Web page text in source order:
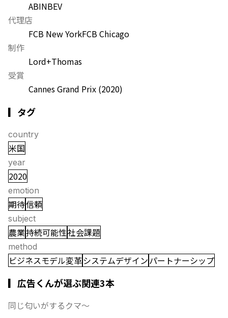
ABINBEV
代理店
FCB New YorkFCB Chicago
制作
Lord+Thomas
受賞
Cannes Grand Prix (2020)
▎タグ
country
米国
year
2020
emotion
期待信頼
subject
農業持続可能性社会課題
method
ビジネスモデル変革システムデザインパートナーシップ
▎広告くんが選ぶ関連3本
同じ匂いがするクマ〜